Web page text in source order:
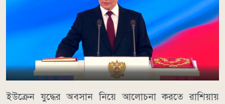
ইউক্রেন যুদ্ধের অবসান নিয়ে আলোচনা করতে রাশিয়ায়